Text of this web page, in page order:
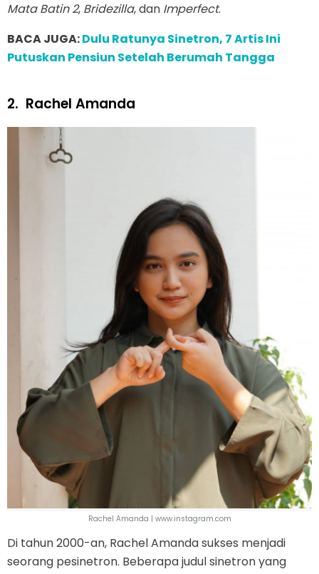
Mata Batin 2, Bridezilla, dan Imperfect.
BACA JUGA:Dulu Ratunya Sinetron, 7 Artis Ini
Putuskan Pensiun Setelah Berumah Tangga
2. Rachel Amanda
Rachel Amanda | www.instagram.com
Di tahun 2000-an, Rachel Amanda sukses menjadi
seorang pesinetron. Beberapa judul sinetron yang